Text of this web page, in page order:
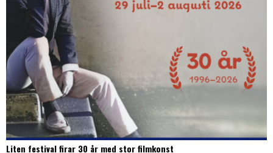
Liten festival firar 30 år med stor filmkonst